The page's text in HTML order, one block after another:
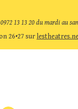
13 13 20 du mardi au
26•27 sur